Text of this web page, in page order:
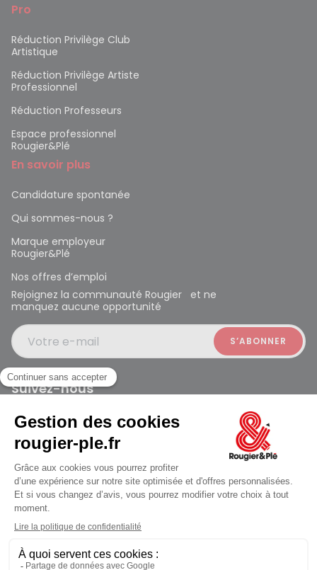
Pro
Réduction Privilège Club
Artistique
Réduction Privilège Artiste
Professionnel
Réduction Professeurs
Espace professionnel
Rougier&Plé
En savoir plus
Candidature spontanée
Qui sommes-nous ?
Marque employeur
Rougier&Plé
Nos offres d’emploi
Rejoignez la communauté Rougier et ne
manquez aucune opportunité
Votre e-mail
Suivez-nous
Rougier et Plé 2024 Copyright
Mentions légales
Conditions générales des ventes